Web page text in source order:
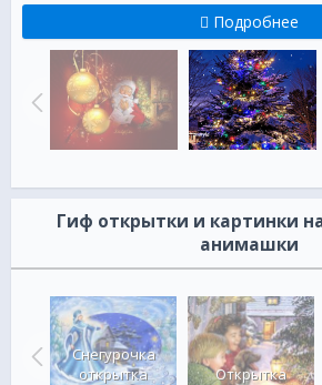
Подробнее
Гиф открытки и картинки
анимашки
Снегурочка
открытка
Открытка